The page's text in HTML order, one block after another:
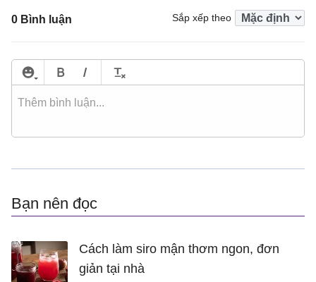
0 Bình luận Sắp xếp theo
Bạn nên đọc
Cách làm siro mận thơm ngon, đơn
giản tại nhà